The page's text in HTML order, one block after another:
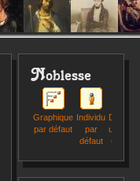
Noblesse
Graphique
par défaut
Individu
par
défaut
un